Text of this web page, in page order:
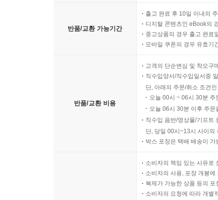
반품/교환 가능기간
출고 완료 후 10일 이내의
디지털 콘텐츠인 eBook의
중고상품의 경우 출고 완료
모바일 쿠폰의 경우 유효기
반품/교환 비용
고객의 단순변심 및 착오구
직수입양서/직수입일서중
단, 아래의 주문/취소 조건
오늘 00시 ~ 06시 30분
오늘 06시 30분 이후 주
직수입 음반/영상물/기프트
단, 당일 00시~13시 사이의
박스 포장은 택배 배송이
소비자의 책임 있는 사유로
소비자의 사용, 포장 개봉
복제가 가능한 상품 등의
소비자의 요청에 따라 개별